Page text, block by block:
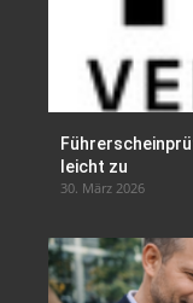
leicht zu
30. März 2026